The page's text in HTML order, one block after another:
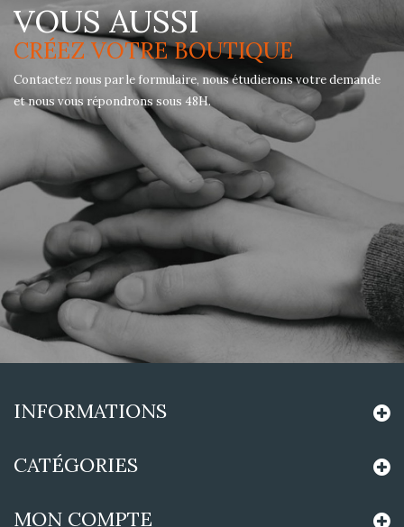
VOUS AUSSI
CRÉEZ VOTRE BOUTIQUE
Contactez nous par le formulaire, nous étudierons votre demande
et nous vous répondrons sous 48H.
INFORMATIONS
CATÉGORIES
MON COMPTE